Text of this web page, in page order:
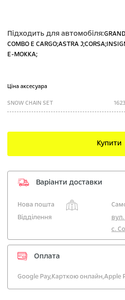
Підходить для автомобіля:
COMBO E CARGO;ASTRA J;CORSA;
E-MOKKA;
Ціна аксесуара
SNOW CHAIN SET
Купити
Варіанти доставки
Нова пошта
Відділення
с.
Оплата
Google Pay,Карткою онлайн,Apple